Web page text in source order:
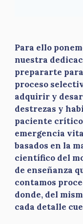
Para ello
nuestra
prepararte
proceso
adquirir y
destrezas y
paciente
emergencia
basados en la
científico del
de enseñanza
contamos
donde, del
cada detalle